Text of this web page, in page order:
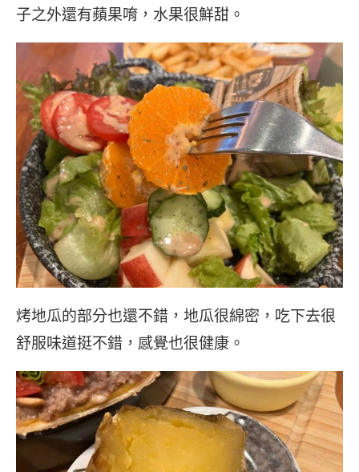
子之外還有蘋果唷，水果很鮮甜。
烤地瓜的部分也還不錯，地瓜很綿密，吃下去很
舒服味道挺不錯，感覺也很健康。